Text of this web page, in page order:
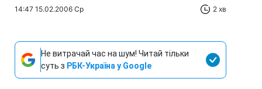
14:47 15.02.2006 Ср 2 хв
Не витрачай час на шум! Читай тільки
суть з РБК-Україна у Google